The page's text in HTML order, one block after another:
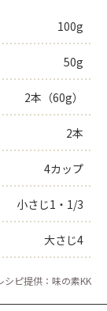
100g
50g
2本（60g）
2本
4カップ
小さじ1・1/3
大さじ4
シピ提供：味の素KK